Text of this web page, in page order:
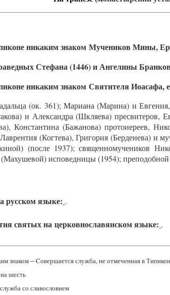
Мучеников Мины,
Стефана (1446) и Ангелины
Святителя Иоасафа,
(ок. 361); Мариана (Марина) и
и Александра (Шкляева) пресвитеров,
Константина (Бажанова) протоиереев,
(Когтева), Григория (Берденева) и
(после 1937); священномучеников
исповедницы (1954);
русском языке: .
святых на церковнославянском языке: .
–Cовершается служба, не отмеченная в
шесть
со славословием